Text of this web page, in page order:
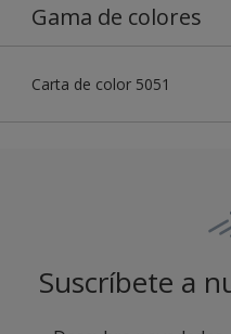
Gama de colores
Carta de color 5051
Suscríbete a